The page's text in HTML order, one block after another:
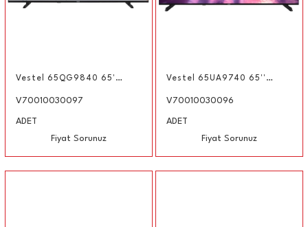
Vestel 65QG9840 65'' 164 Ekran 4K Smart QLED Google TV
V70010030097
ADET
Fiyat Sorunuz
Vestel 65UA9740 65'' 164 Ekran 4K Smart Android TV
V70010030096
ADET
Fiyat Sorunuz